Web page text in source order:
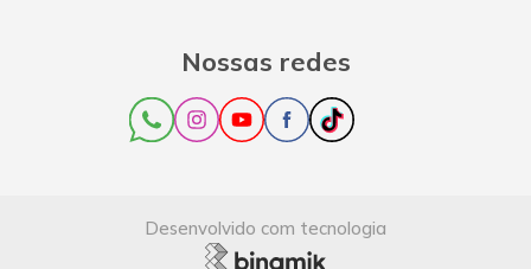
Nossas redes
Desenvolvido com tecnologia